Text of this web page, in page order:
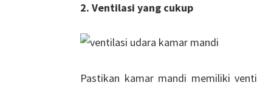
2. Ventilasi yang cukup
Pastikan kamar mandi memiliki